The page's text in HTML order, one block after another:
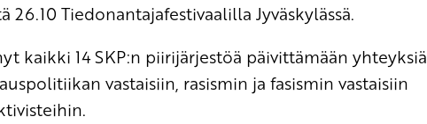
Tiedonantajafestivaalilla Jyväskylässä.
kaikki 14 SKP:n piirijärjestöä päivittämään yhteyksiä
vastaisiin, rasismin ja fasismin vastaisiin